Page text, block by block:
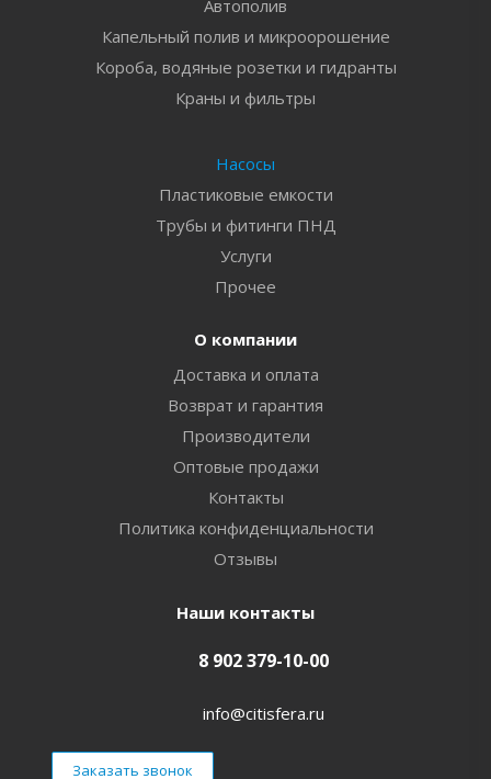
Автополив
Капельный полив и микроорошение
Короба, водяные розетки и гидранты
Краны и фильтры
Насосы
Пластиковые емкости
Трубы и фитинги ПНД
Услуги
Прочее
О компании
Доставка и оплата
Возврат и гарантия
Производители
Оптовые продажи
Контакты
Политика конфиденциальности
Отзывы
Наши контакты
8 902 379-10-00
info@citisfera.ru
Заказать звонок